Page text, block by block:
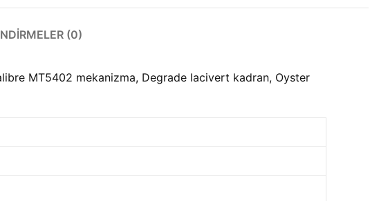
(0)
MT5402 mekanizma, Degrade lacivert kadran, Oyster